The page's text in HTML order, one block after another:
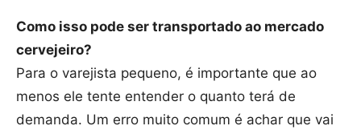
Como isso pode ser transportado ao mercado
cervejeiro?
Para o varejista pequeno, é importante que ao
menos ele tente entender o quanto terá de
demanda. Um erro muito comum é achar que vai